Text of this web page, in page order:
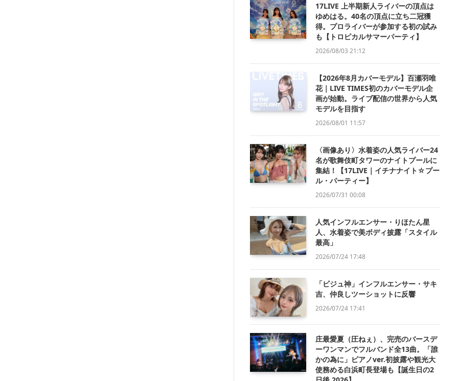
17LIVE 上半期新人ライバーの頂点は
ゆめはる。40名の頂点に立ち二冠獲
得。プロライバーが参加する初の試み
も【トロピカルサマーパーティ】
2026/08/03 21:12
【2026年8月カバーモデル】百瀬羽唯
花｜LIVE TIMES初のカバーモデル企
画が始動。ライブ配信の世界から人気
モデルを目指す
2026/08/01 11:57
〈画像あり〉水着姿の人気ライバー24
名が歌舞伎町タワーのナイトプールに
集結！【17LIVE｜イチナナイト☆プー
ル・パーティー】
2026/07/31 00:08
人気インフルエンサー・りほたん星
人、水着姿で美ボディ披露「スタイル
最高」
2026/07/24 17:48
「ビジュ神」インフルエンサー・サキ
吉、仲良しツーショットに反響
2026/07/24 17:41
庄最愛夏（圧ねぇ）、完売のバースデ
ーワンマンでフルバンド全13曲。「誰
かの為に」ピアノver.初披露や観光大
使務める白浜町長登場も【誕生日の2